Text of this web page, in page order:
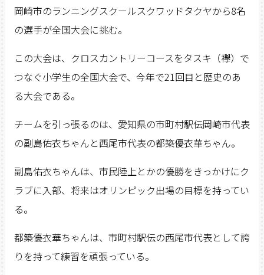
岡崎市のランニングスクールスクワッドタクヤから8名
の選手が全国大会に挑む。
この大会は、クロスカントリーコースをタスキ（襷）で
つなぐ小学生の全国大会で、今年で21回目と歴史のあ
る大会である。
チームを引っ張るのは、愛知県の市町村駅伝岡崎市代表
の副島佑衣ちゃんと西尾市代表の都築優衣華ちゃん。
副島佑衣ちゃんは、市民陸上とかの優勝をきっかけにク
ラブに入部、将来はオリンピック出場の目標を持ってい
る。
都築優衣華ちゃんは、市町村駅伝の西尾市代表として誇
りを持って練習を頑張っている。